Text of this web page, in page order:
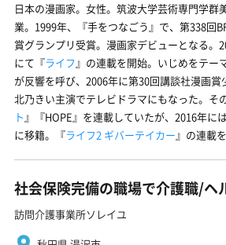
日本の漫画家。女性。筑波大学芸術専門学群
業。1999年、『手をつなごう』で、第338回
賞グランプリ受賞。漫画家デビューとなる。
にて『ライフ』の連載を開始。いじめをテー
が反響を呼び、2006年に第30回講談社漫画賞
北乃きい主演でテレビドラマにもなった。そ
ト』『HOPE』を連載していたが、2016年に
に移籍。『ライフ2 ギバーテイカー』の連載
社会保険完備の職場で介護職/ヘ
訪問介護事業所ソレイユ